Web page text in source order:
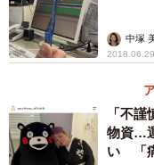
中塚
2018.06.29
「不
物資…
い 「